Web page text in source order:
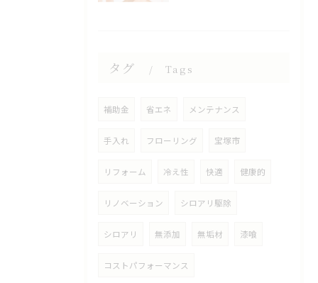
タグ Tags
補助金 省エネ メンテナンス
手入れ フローリング 宝塚市
リフォーム 冷え性 快適 健康的
リノベーション シロアリ駆除
シロアリ 無添加 無垢材 漆喰
コストパフォーマンス